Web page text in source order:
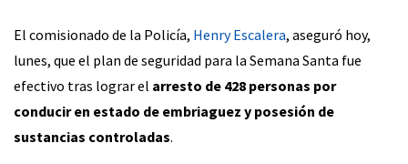
El comisionado de la Policía, Henry Escalera, aseguró hoy,
lunes, que el plan de seguridad para la Semana Santa fue
efectivo tras lograr el arresto de 428 personas por
conducir en estado de embriaguez y posesión de
sustancias controladas.